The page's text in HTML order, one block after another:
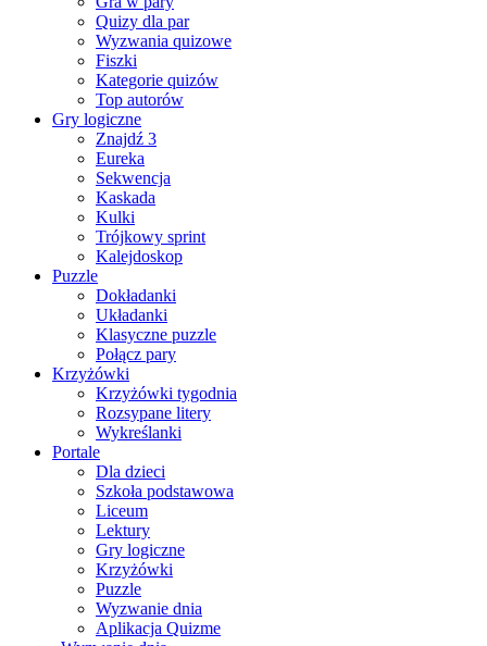
Quizy dla par
Wyzwania quizowe
Fiszki
Kategorie quizów
Top autorów
Gry logiczne
Znajdź 3
Eureka
Sekwencja
Kaskada
Kulki
Trójkowy sprint
Kalejdoskop
Puzzle
Dokładanki
Układanki
Klasyczne puzzle
Połącz pary
Krzyżówki
Krzyżówki tygodnia
Rozsypane litery
Wykreślanki
Portale
Dla dzieci
Szkoła podstawowa
Liceum
Lektury
Gry logiczne
Krzyżówki
Puzzle
Wyzwanie dnia
Aplikacja Quizme